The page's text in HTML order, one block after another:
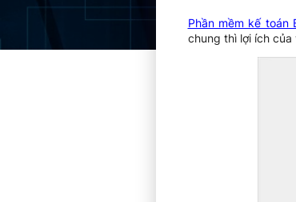
Phần mềm kế toán
chung thì lợi ích của